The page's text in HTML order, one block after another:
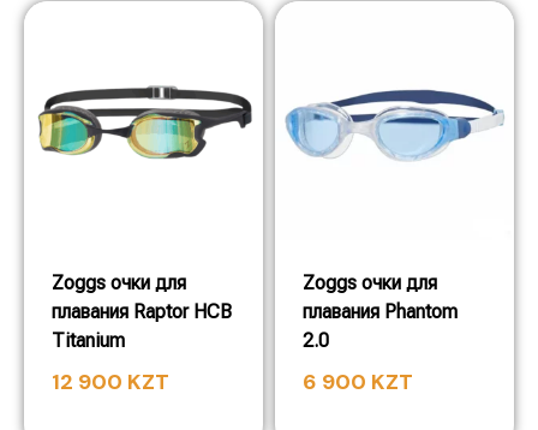
Zoggs очки для
плавания Raptor HCB
Titanium
12 900 KZT
Zoggs очки для
плавания Phantom
2.0
6 900 KZT